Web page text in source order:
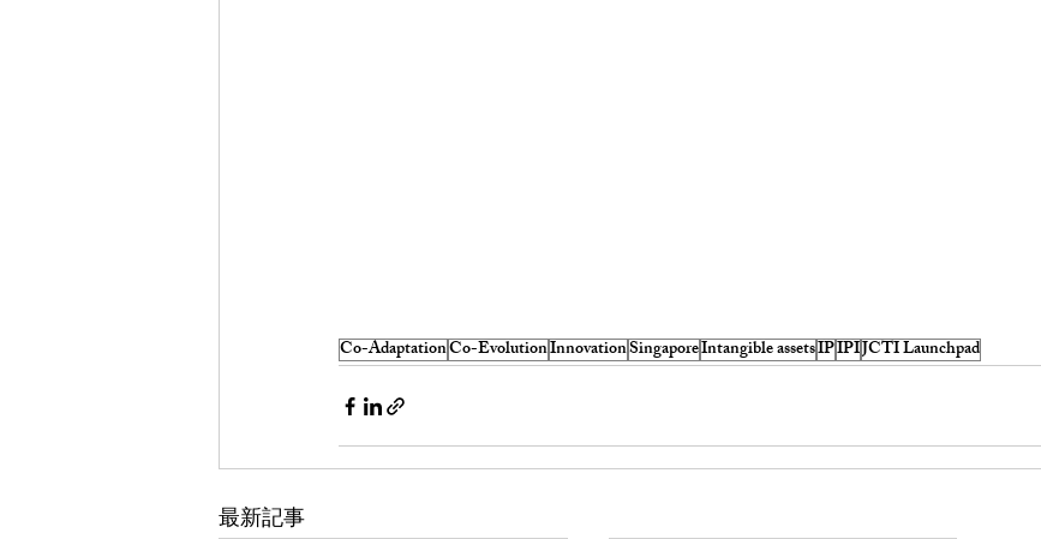
Co-AdaptationCo-EvolutionInnovationSingaporeIntangible assetsIPIPIJCTI Launchpad
最新記事